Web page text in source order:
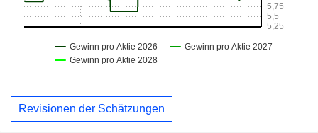
Revisionen der Schätzungen